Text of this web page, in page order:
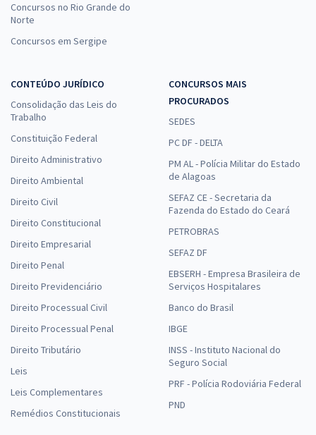
Concursos no Rio Grande do
Norte
Concursos em Sergipe
CONTEÚDO JURÍDICO
Consolidação das Leis do
Trabalho
Constituição Federal
Direito Administrativo
Direito Ambiental
Direito Civil
Direito Constitucional
Direito Empresarial
Direito Penal
Direito Previdenciário
Direito Processual Civil
Direito Processual Penal
Direito Tributário
Leis
Leis Complementares
Remédios Constitucionais
CONCURSOS MAIS
PROCURADOS
SEDES
PC DF - DELTA
PM AL - Polícia Militar do Estado
de Alagoas
SEFAZ CE - Secretaria da
Fazenda do Estado do Ceará
PETROBRAS
SEFAZ DF
EBSERH - Empresa Brasileira de
Serviços Hospitalares
Banco do Brasil
IBGE
INSS - Instituto Nacional do
Seguro Social
PRF - Polícia Rodoviária Federal
PND